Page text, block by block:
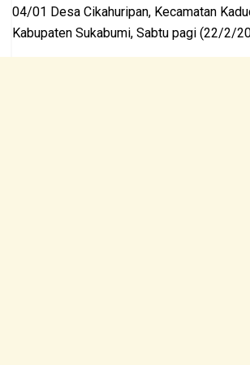
04/01 Desa Cikahuripan, Kecamatan
Kabupaten Sukabumi, Sabtu pagi (22/2/